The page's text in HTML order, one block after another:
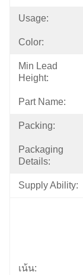
Usage:
Color:
Min Lead
Height:
Part Name:
Packing:
Packaging
Details:
Supply Ability:
เน้น: